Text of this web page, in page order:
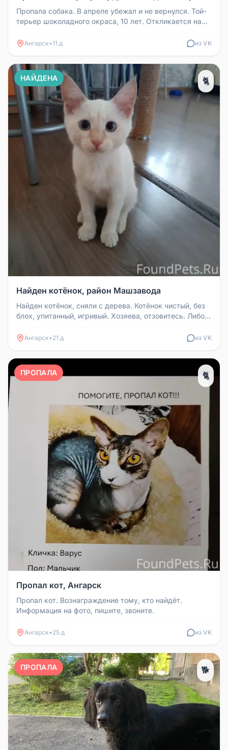
Пропала собака. В апреле убежал и не вернулся. Той-
терьер шоколадного окраса, 10 лет. Откликается на
Ангарск•11 д из VK
НАЙДЕНА 🐈
Найден котёнок, район Машзавода
Найден котёнок, сняли с дерева. Котёнок чистый, без
блох, упитанный, игривый. Хозяева, отзовитесь. Либо
Ангарск• 21 д из VK
ПРОПАЛА 🐈
Пропал кот, Ангарск
Пропал кот. Вознаграждение тому, кто найдёт.
Информация на фото, пишите, звоните.
Ангарск• 25 д из VK
ПРОПАЛА 🐕